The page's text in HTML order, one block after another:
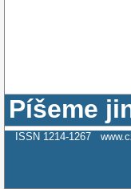
Píšeme
ISSN 1214-1267